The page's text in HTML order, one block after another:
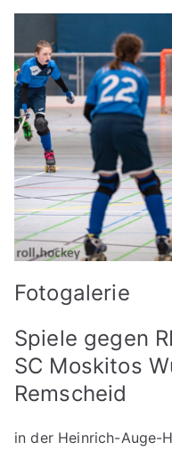
Fotogalerie
Spiele gegen
SC Moskitos
Remscheid
in der Heinrich-Auge-